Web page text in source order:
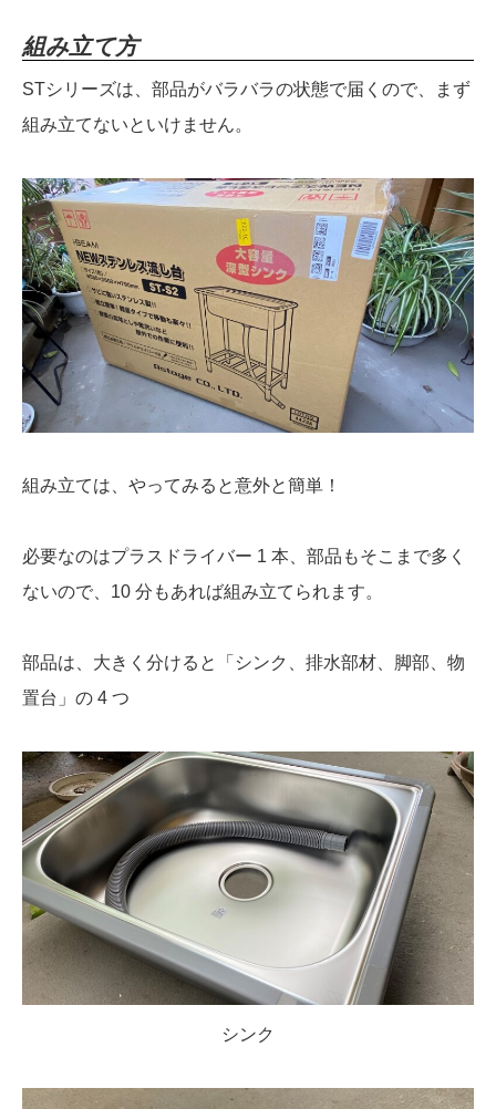
組み立て方
STシリーズは、部品がバラバラの状態で届くので、まず
組み立てないといけません。
組み立ては、やってみると意外と簡単！
必要なのはプラスドライバー 1 本、部品もそこまで多く
ないので、10 分もあれば組み立てられます。
部品は、大きく分けると「シンク、排水部材、脚部、物
置台」の 4 つ
シンク